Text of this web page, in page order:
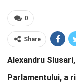
0
Share
Alexandru
Parlamentului, a